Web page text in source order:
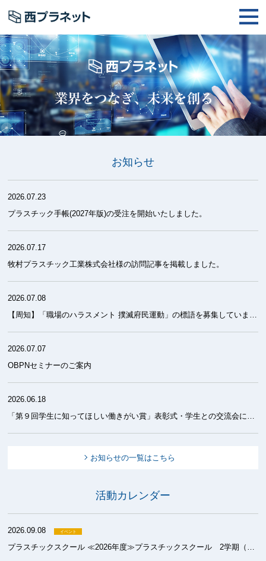
お知らせ
2026.07.23
プラスチック手帳(2027年版)の受注を開始いたしました。
2026.07.17
牧村プラスチック工業株式会社様の訪問記事を掲載しました。
2026.07.08
2026.07.07
OBPNセミナーのご案内
2026.06.18
お知らせの一覧はこちら
活動カレンダー
2026.09.08
プラスチックスクール ≪2026年度≫プラスチックスクール 2学期（成形）